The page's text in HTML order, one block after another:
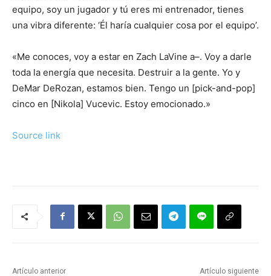
equipo, soy un jugador y tú eres mi entrenador, tienes
una vibra diferente: ‘Él haría cualquier cosa por el equipo’.
«Me conoces, voy a estar en Zach LaVine a–. Voy a darle
toda la energía que necesita. Destruir a la gente. Yo y
DeMar DeRozan, estamos bien. Tengo un [pick-and-pop]
cinco en [Nikola] Vucevic. Estoy emocionado.»
Source link
Artículo anterior Artículo siguiente